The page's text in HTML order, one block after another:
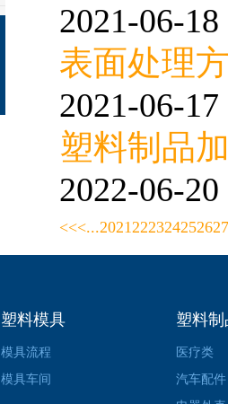
2021-06-
表面处理
2021-06-
塑料制品
2022-06-
<<<...2021 222324252627
塑料模具
模具流程
模具车间
塑料制
医疗类
汽车配件